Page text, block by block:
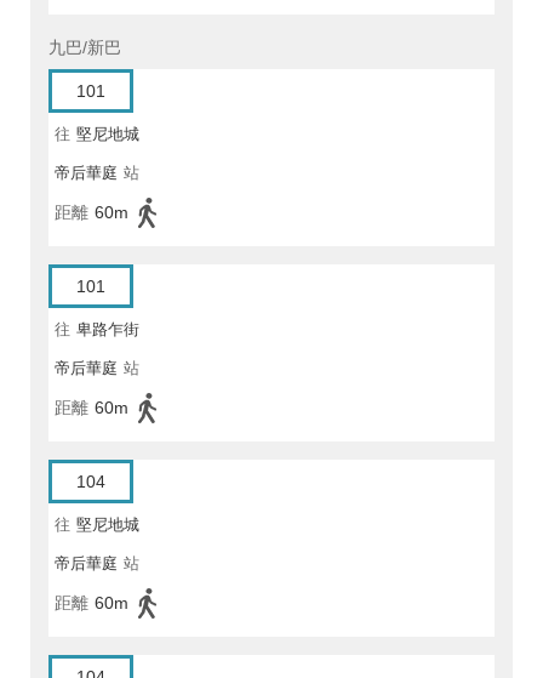
九巴/新巴
101
往 堅尼地城
帝后華庭 站
距離 60m
101
往 卑路乍街
帝后華庭 站
距離 60m
104
往 堅尼地城
帝后華庭 站
距離 60m